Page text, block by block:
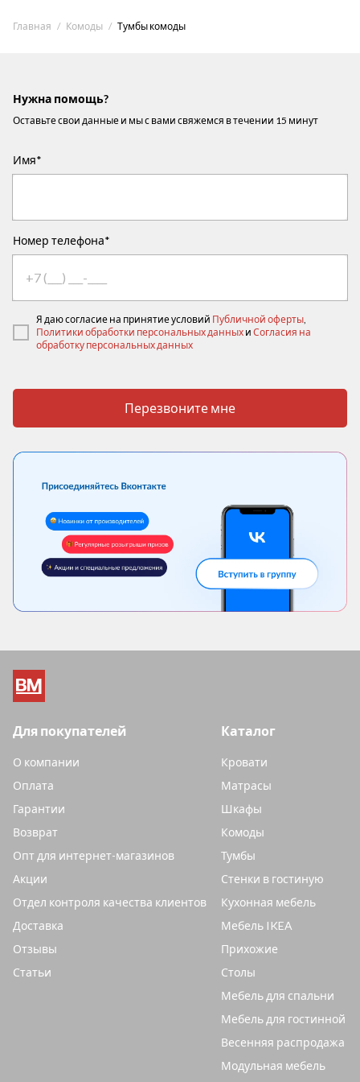
Главная Комоды Тумбы комоды
Нужна помощь?
Оставьте свои данные и мы с вами свяжемся в течении 15 минут
Имя*
Номер телефона*
Я даю согласие на принятие условий Публичной оферты,
Политики обработки персональных данных и Согласия на
обработку персональных данных
Перезвоните мне
Каталог
Кровати
Матрасы
Шкафы
Комоды
Тумбы
Стенки в гостиную
Кухонная мебель
Мебель IKEA
Прихожие
Столы
Мебель для спальни
Мебель для гостинной
Весенняя распродажа
Модульная мебель
Для покупателей
О компании
Оплата
Гарантии
Возврат
Опт для интернет-магазинов
Акции
Отдел контроля качества клиентов
Доставка
Отзывы
Статьи